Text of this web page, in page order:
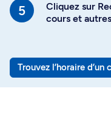
Cliquez sur
cours et
Trouvez l’horaire d’un